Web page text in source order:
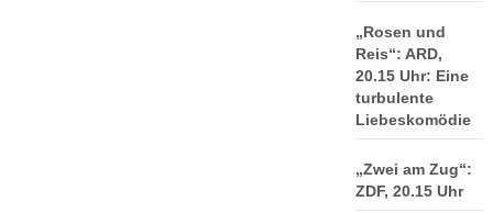
„Rosen und
Reis“: ARD,
20.15 Uhr: Eine
turbulente
Liebeskomödie
„Zwei am Zug“:
ZDF, 20.15 Uhr